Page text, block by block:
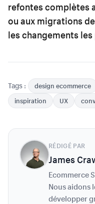
refontes complètes
ou aux migrations
les changements
Tags : design ecommerce
inspiration
UX
RÉDIGÉ PAR
James
Ecommerce
Nous aidons
développer